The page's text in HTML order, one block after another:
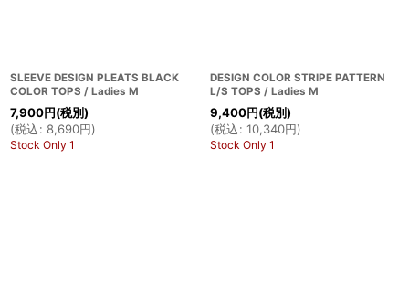
SLEEVE DESIGN PLEATS BLACK
COLOR TOPS / Ladies M
7,900円(税別)
(税込: 8,690円)
Stock Only 1
DESIGN COLOR STRIPE PATTERN
L/S TOPS / Ladies M
9,400円(税別)
(税込: 10,340円)
Stock Only 1